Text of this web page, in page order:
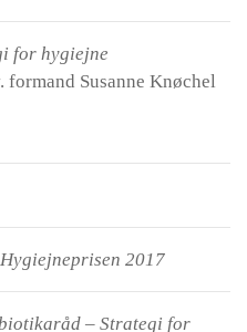
for hygiejne
formand Susanne Knøchel
2017
– Strategi for